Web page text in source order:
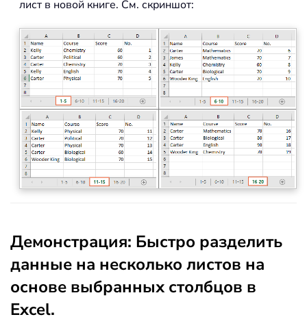
лист в новой книге. См. скриншот:
Демонстрация: Быстро разделить
данные на несколько листов на
основе выбранных столбцов в
Excel.